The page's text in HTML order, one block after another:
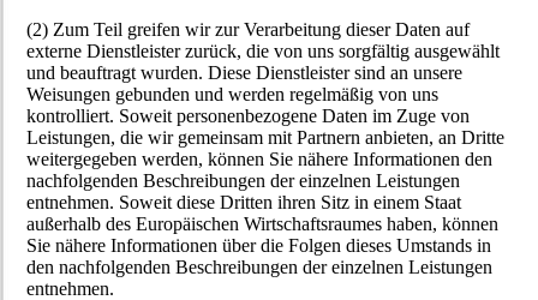
(2) Zum Teil greifen wir zur Verarbeitung dieser Daten auf
externe Dienstleister zurück, die von uns sorgfältig ausgewählt
und beauftragt wurden. Diese Dienstleister sind an unsere
Weisungen gebunden und werden regelmäßig von uns
kontrolliert. Soweit personenbezogene Daten im Zuge von
Leistungen, die wir gemeinsam mit Partnern anbieten, an Dritte
weitergegeben werden, können Sie nähere Informationen den
nachfolgenden Beschreibungen der einzelnen Leistungen
entnehmen. Soweit diese Dritten ihren Sitz in einem Staat
außerhalb des Europäischen Wirtschaftsraumes haben, können
Sie nähere Informationen über die Folgen dieses Umstands in
den nachfolgenden Beschreibungen der einzelnen Leistungen
entnehmen.